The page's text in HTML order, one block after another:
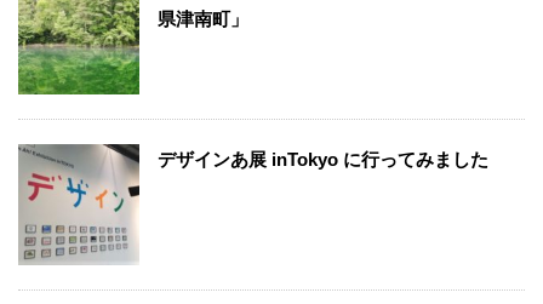
県津南町」
デザインあ展 inTokyo に行ってみました